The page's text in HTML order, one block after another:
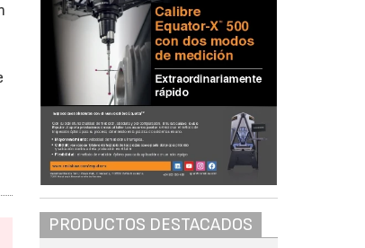
PRODUCTOS DESTACADOS